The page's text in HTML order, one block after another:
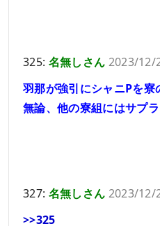
325: 名無しさん 2023/12/
羽那が強引にシャニPを
無論、他の寮組にはサプ
327: 名無しさん 2023/12/
>>325